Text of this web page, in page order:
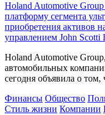
Holand Automotive
платформу сегмента
приобретения активов
управлением John Scotti
Holand Automotive
автомобильных
сегодня объявила о том,
Финансы Общество
Стиль жизни Компании